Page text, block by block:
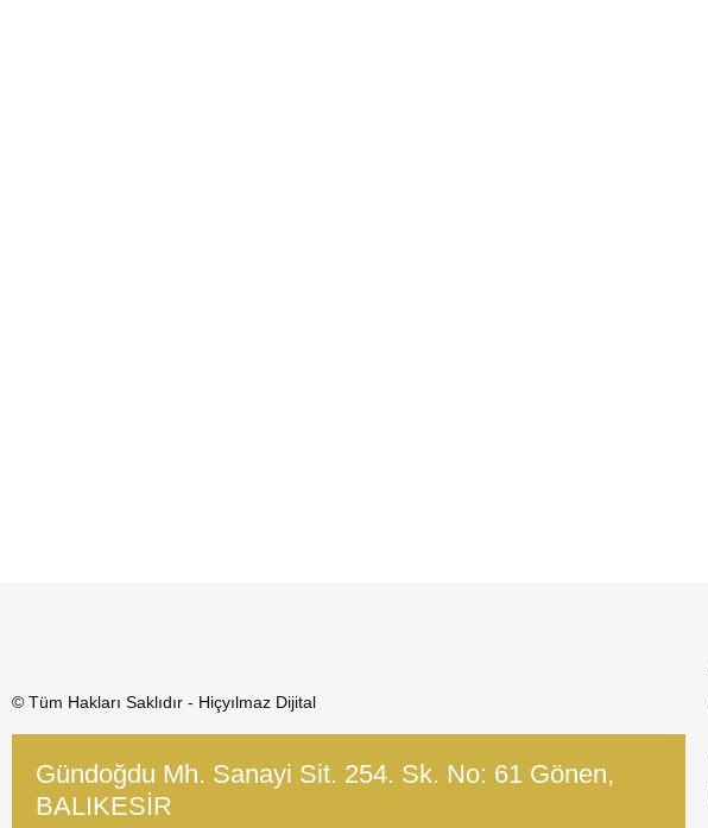
© Tüm Hakları Saklıdır - Hiçyılmaz Dijital
Gündoğdu Mh. Sanayi Sit. 254. Sk. No: 61 Gönen,
BALIKESİR